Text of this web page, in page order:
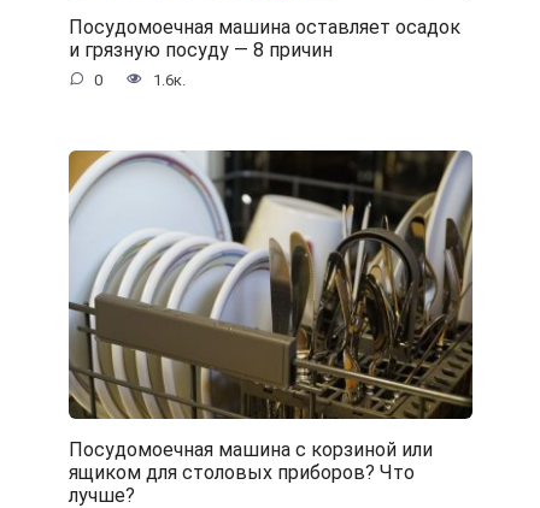
Посудомоечная машина оставляет осадок
и грязную посуду — 8 причин
0 1.6к.
Посудомоечная машина с корзиной или
ящиком для столовых приборов? Что
лучше?